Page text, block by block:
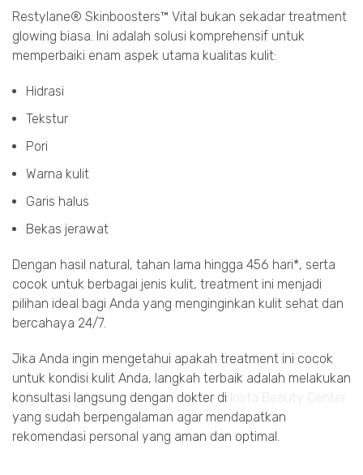
Restylane® Skinboosters™ Vital bukan sekadar treatment
glowing biasa. Ini adalah solusi komprehensif untuk
memperbaiki enam aspek utama kualitas kulit:
Hidrasi
Tekstur
Pori
Warna kulit
Garis halus
Bekas jerawat
Dengan hasil natural, tahan lama hingga 456 hari*, serta
cocok untuk berbagai jenis kulit, treatment ini menjadi
pilihan ideal bagi Anda yang menginginkan kulit sehat dan
bercahaya 24/7.
Jika Anda ingin mengetahui apakah treatment ini cocok
untuk kondisi kulit Anda, langkah terbaik adalah melakukan
konsultasi langsung dengan dokter di
yang sudah berpengalaman agar mendapatkan
rekomendasi personal yang aman dan optimal.